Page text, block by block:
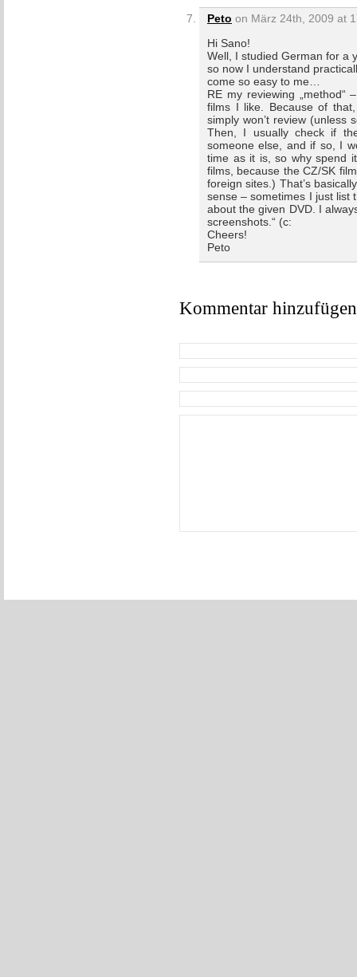
Peto on März 24th, 2009 at
Hi Sano!
Well, I studied German for a
so now I understand
come so easy to me…
RE my reviewing „method“
films I like. Because of
simply won’t review (unless
Then, I usually check if
someone else, and if so, I
time as it is, so why spend
films, because the CZ/SK
foreign sites.) That’s
sense – sometimes I just list
about the given DVD. I
screenshots.“ (c:
Cheers!
Peto
Kommentar hinzufügen